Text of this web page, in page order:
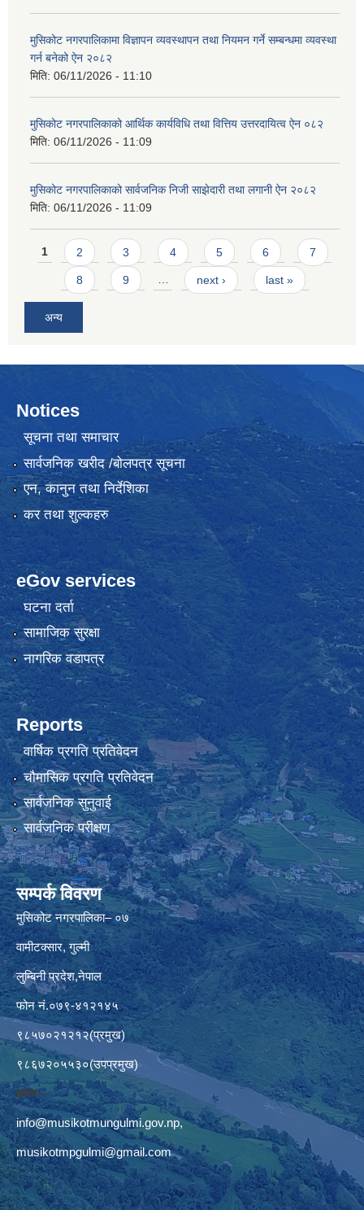
मुसिकोट नगरपालिकामा विज्ञापन व्यवस्थापन तथा नियमन गर्ने सम्बन्धमा व्यवस्था
गर्न बनेको ऐन २०८२
मिति: 06/11/2026 - 11:10
मुसिकोट नगरपालिकाको आर्थिक कार्यविधि तथा वित्तिय उत्तरदायित्व ऐन ०८२
मिति: 06/11/2026 - 11:09
मुसिकोट नगरपालिकाको सार्वजनिक निजी साझेदारी तथा लगानी ऐन २०८२
मिति: 06/11/2026 - 11:09
Pages
1 2 3 4 5 6 7
8 9 … next › last »
अन्य
Notices
सूचना तथा समाचार
सार्वजनिक खरीद /बोलपत्र सूचना
एन, कानुन तथा निर्देशिका
कर तथा शुल्कहरु
eGov services
घटना दर्ता
सामाजिक सुरक्षा
नागरिक वडापत्र
Reports
वार्षिक प्रगति प्रतिवेदन
चौमासिक प्रगति प्रतिवेदन
सार्वजनिक सुनुवाई
सार्वजनिक परीक्षण
सम्पर्क विवरण
मुसिकोट नगरपालिका– ०७
वामीटक्सार, गुल्मी
लुम्बिनी प्रदेश,नेपाल
फोन नं.०७९-४१२१४५
९८५७०२१२१२(प्रमुख)
९८६७२०५५३०(उपप्रमुख)
इमेलः–
info@musikotmungulmi.gov.np,
musikotmpgulmi@gmail.com